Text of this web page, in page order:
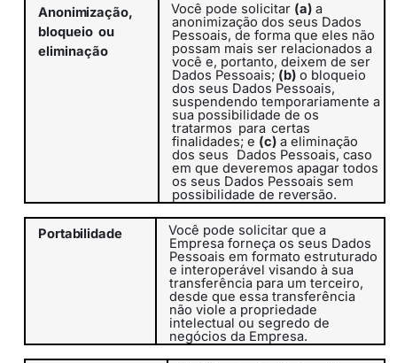
Anonimização,
bloqueio ou
eliminação
Você pode solicitar (a) a
anonimização dos seus Dados
Pessoais, de forma que eles não
possam mais ser relacionados a
você e, portanto, deixem de ser
Dados Pessoais; (b) o bloqueio
dos seus Dados Pessoais,
suspendendo temporariamente a
sua possibilidade de os
tratarmos para certas
finalidades; e (c) a eliminação
dos seus
Dados Pessoais, caso
em que deveremos apagar todos
os seus Dados Pessoais sem
possibilidade de reversão.
Portabilidade
Você pode solicitar que a
Empresa forneça os seus Dados
Pessoais em formato estruturado
e interoperável visando à sua
transferência para um terceiro,
desde que essa transferência
não viole a propriedade
intelectual ou segredo de
negócios da Empresa.